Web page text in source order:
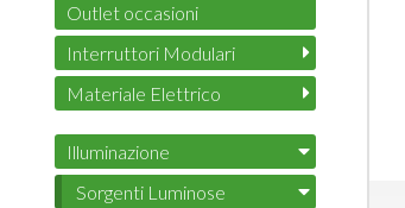
Outlet occasioni
Interruttori Modulari
Materiale Elettrico
Illuminazione
Sorgenti Luminose